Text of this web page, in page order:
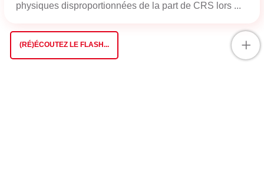
physiques disproportionnées de la part de CRS lors ...
(RÉ)ÉCOUTEZ LE FLASH... +